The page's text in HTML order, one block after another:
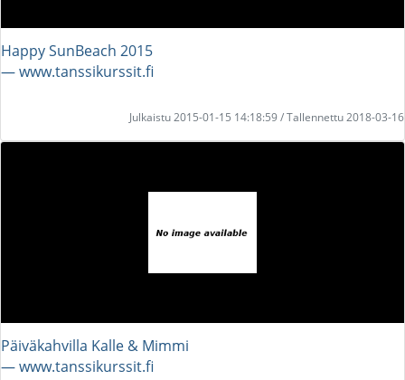
Happy SunBeach 2015
― www.tanssikurssit.fi
Julkaistu 2015-01-15 14:18:59 / Tallennettu 2018-03-16
Päiväkahvilla Kalle & Mimmi
― www.tanssikurssit.fi